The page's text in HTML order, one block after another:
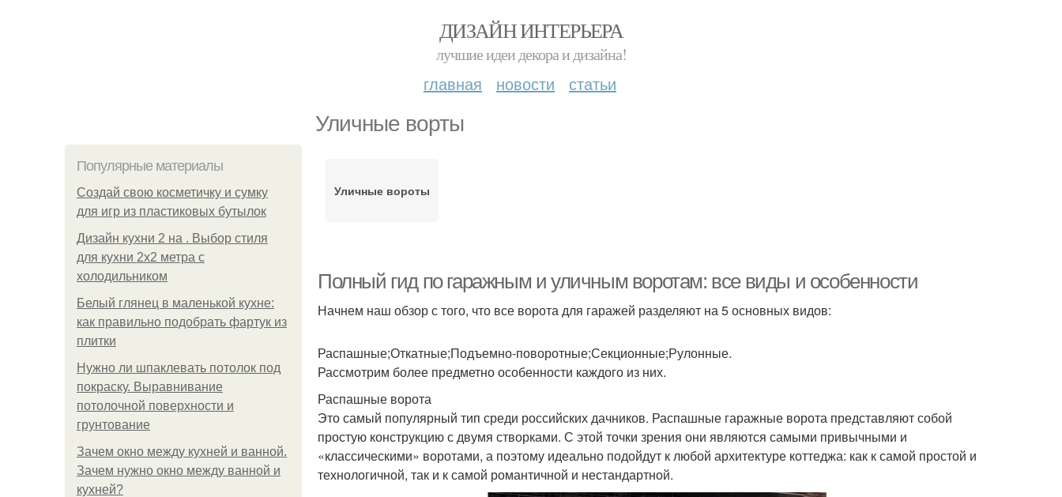
ДИЗАЙН ИНТЕРЬЕРА
лучшие идеи декора и дизайна!
главная новости статьи
Уличные ворты
Популярные материалы
Создай свою косметичку и сумку
для игр из пластиковых бутылок
Дизайн кухни 2 на . Выбор стиля
для кухни 2х2 метра с
холодильником
Белый глянец в маленькой кухне:
как правильно подобрать фартук из
плитки
Нужно ли шпаклевать потолок под
покраску. Выравнивание
потолочной поверхности и
грунтование
Зачем окно между кухней и ванной.
Зачем нужно окно между ванной и
кухней?
Уличные вороты
Полный гид по гаражным и уличным воротам: все виды и особенности
Начнем наш обзор с того, что все ворота для гаражей разделяют на 5 основных видов:
Распашные;Откатные;Подъемно-поворотные;Секционные;Рулонные.
Рассмотрим более предметно особенности каждого из них.
Распашные ворота
Это самый популярный тип среди российских дачников. Распашные гаражные ворота представляют собой
простую конструкцию с двумя створками. С этой точки зрения они являются самыми привычными и
«классическими» воротами, а поэтому идеально подойдут к любой архитектуре коттеджа: как к самой простой и
технологичной, так и к самой романтичной и нестандартной.